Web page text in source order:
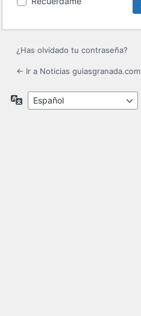
¿Has olvidado tu contraseña?
← Ir a Noticias guiasgranada.com
Idioma